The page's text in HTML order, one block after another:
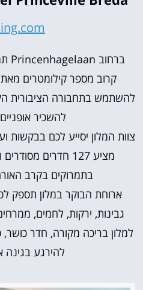
קרוב מספר קילומטרים
להשתמש בתחבורה הציבורית
להשכיר
צוות המלון יסייע לכם בבקשות
מציע 127 חדרים
בתמרוקים בקרב
ארוחת הבוקר במלון תספק
גבינות, ירקות, לחמים,
למלון בריכה מקורה, חדר
להירגע